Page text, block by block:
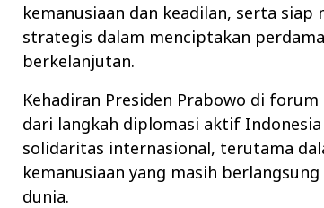
kemanusiaan dan keadilan, serta siap
strategis dalam menciptakan
berkelanjutan.
Kehadiran Presiden Prabowo di
dari langkah diplomasi aktif
solidaritas internasional, terutama
kemanusiaan yang masih
dunia.